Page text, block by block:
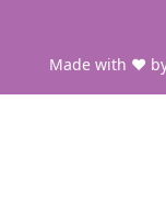
Made with ❤️